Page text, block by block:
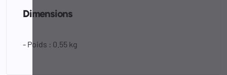
Dimensions
- Poids : 0.55 kg